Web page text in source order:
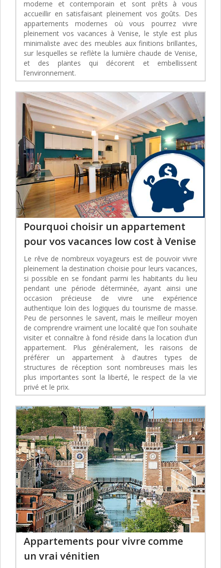
moderne et contemporain et sont prêts à vous
accueillir en satisfaisant pleinement vos goûts. Des
appartements modernes où vous pourrez vivre
pleinement vos vacances à Venise, le style est plus
minimaliste avec des meubles aux finitions brillantes,
sur lesquelles se reflète la lumière chaude de Venise,
et des plantes qui décorent et embellissent
l’environnement.
Pourquoi choisir un appartement
pour vos vacances low cost à Venise
Le rêve de nombreux voyageurs est de pouvoir vivre
pleinement la destination choisie pour leurs vacances,
si possible en se fondant parmi les habitants du lieu
pendant une période déterminée, ayant ainsi une
occasion précieuse de vivre une expérience
authentique loin des logiques du tourisme de masse.
Peu de personnes le savent, mais le meilleur moyen
de comprendre vraiment une localité que l’on souhaite
visiter et connaître à fond réside dans la location d’un
appartement. Plus généralement, les raisons de
préférer un appartement à d’autres types de
structures de réception sont nombreuses mais les
plus importantes sont la liberté, le respect de la vie
privé et le prix.
Appartements pour vivre comme
un vrai vénitien